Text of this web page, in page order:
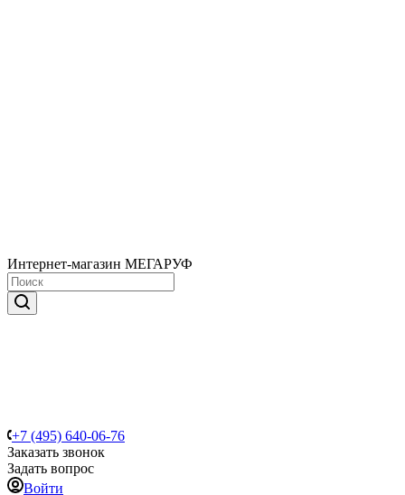
Интернет-магазин МЕГАРУФ
+7 (495) 640-06-76
Заказать звонок
Задать вопрос
Войти